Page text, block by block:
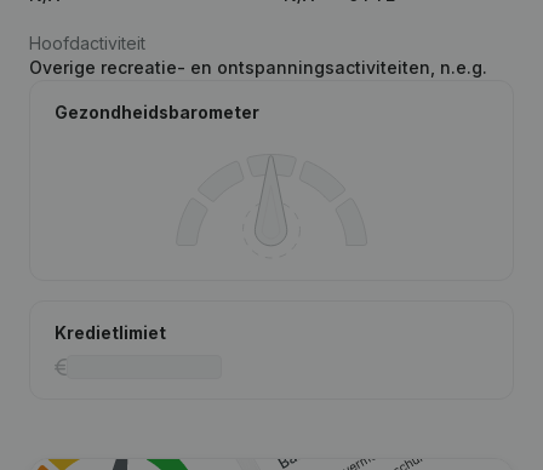
Hoofdactiviteit
Overige recreatie- en ontspanningsactiviteiten, n.e.g.
Gezondheidsbarometer
Kredietlimiet